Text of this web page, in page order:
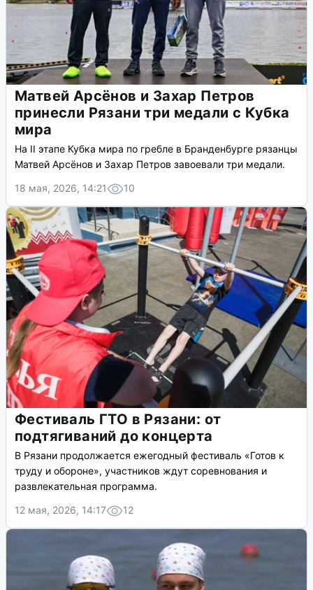
Матвей Арсёнов и Захар Петров
принесли Рязани три медали с Кубка
мира
На II этапе Кубка мира по гребле в Бранденбурге рязанцы
Матвей Арсёнов и Захар Петров завоевали три медали.
18 мая, 2026, 14:21
10
Фестиваль ГТО в Рязани: от
подтягиваний до концерта
В Рязани продолжается ежегодный фестиваль «Готов к
труду и обороне», участников ждут соревнования и
развлекательная программа.
12 мая, 2026, 14:17
12